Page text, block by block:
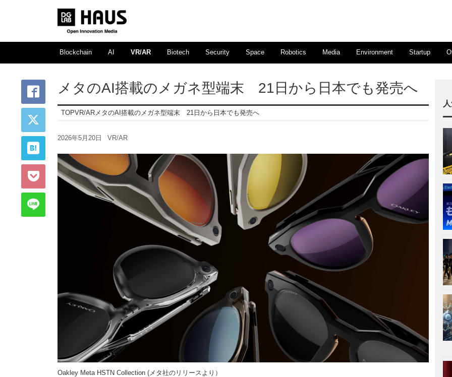
Blockchain AI VR/AR Biotech Security Space Robotics Media Environment Startup
メタのAI搭載のメガネ型端末 21日から日本でも発売へ
TOPVR/ARメタのAI搭載のメガネ型端末 21日から日本でも発売へ
2026年5月20日 VR/AR
Oakley Meta HSTN Collection (メタ社のリリースより）